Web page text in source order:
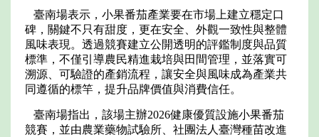
臺南場表示，小果番茄產業要在市場上建立穩定口
碑，關鍵不只有甜度，更在安全、外觀一致性與整體
風味表現。透過競賽建立公開透明的評鑑制度與品質
標準，不僅引導農民精進栽培與田間管理，並落實可
溯源、可驗證的產銷流程，讓安全與風味成為產業共
同遵循的標竿，提升品牌價值與消費信任。
臺南場指出，該場主辦2026健康優質設施小果番茄
競賽，並由農業藥物試驗所、社團法人臺灣種苗改進